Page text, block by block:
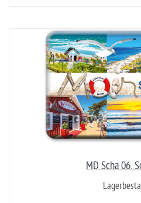
MD Scha 06.